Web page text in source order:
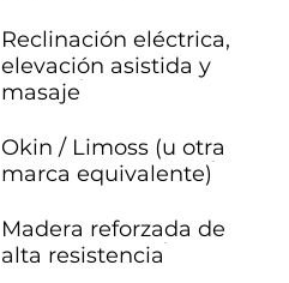
Reclinación eléctrica,
elevación asistida y
masaje
Okin / Limoss (u otra
marca equivalente)
Madera reforzada de
alta resistencia